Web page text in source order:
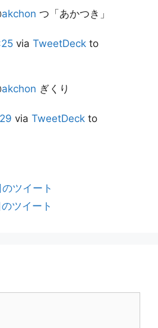
akchon つ「あかつき」
via TweetDeck to
akchon ぎくり
via TweetDeck to
ツイート
ツイート